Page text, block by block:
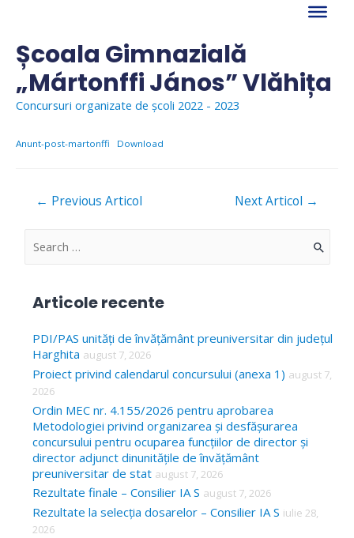
contentȘcoala Gimnazială
„Mártonffi János” Vlăhița
Concursuri organizate de școli 2022 - 2023
Anunt-post-martonffi Download
Navigare
← Previous Articol Next Articol →
S
c
h
f
o
r
Articole recente
PDI/PAS unități de învățământ preuniversitar din județul
Harghita august 7, 2026
Proiect privind calendarul concursului (anexa 1) august 7,
2026
Ordin MEC nr. 4.155/2026 pentru aprobarea
Metodologiei privind organizarea și desfășurarea
concursului pentru ocuparea funcțiilor de director și
director adjunct dinunitățile de învățământ
preuniversitar de stat august 7, 2026
Rezultate finale – Consilier IA S august 7, 2026
Rezultate la selecția dosarelor – Consilier IA S iulie 28,
2026